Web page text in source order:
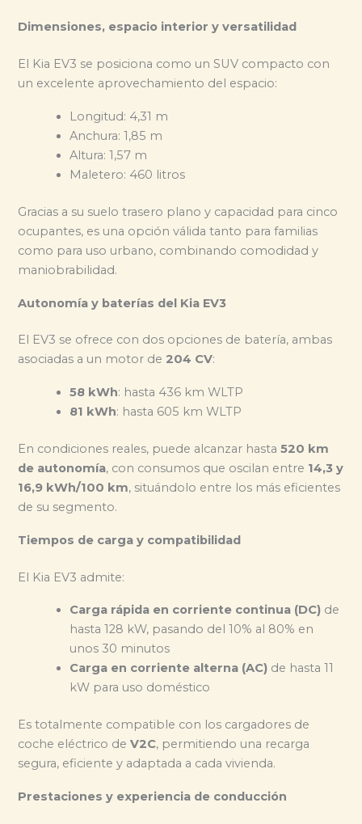
Dimensiones, espacio interior y versatilidad
El Kia EV3 se posiciona como un SUV compacto con
un excelente aprovechamiento del espacio:
Longitud: 4,31 m
Anchura: 1,85 m
Altura: 1,57 m
Maletero: 460 litros
Gracias a su suelo trasero plano y capacidad para cinco
ocupantes, es una opción válida tanto para familias
como para uso urbano, combinando comodidad y
maniobrabilidad.
Autonomía y baterías del Kia EV3
El EV3 se ofrece con dos opciones de batería, ambas
asociadas a un motor de 204 CV:
58 kWh: hasta 436 km WLTP
81 kWh: hasta 605 km WLTP
En condiciones reales, puede alcanzar hasta520 km
de autonomía, con consumos que oscilan entre 14,3 y
16,9 kWh/100 km, situándolo entre los más eficientes
de su segmento.
Tiempos de carga y compatibilidad
El Kia EV3 admite:
Carga rápida en corriente continua (DC) de
hasta 128 kW, pasando del 10% al 80% en
unos 30 minutos
Carga en corriente alterna (AC) de hasta 11
kW para uso doméstico
Es totalmente compatible con los cargadores de
coche eléctrico deV2C, permitiendo una recarga
segura, eficiente y adaptada a cada vivienda.
Prestaciones y experiencia de conducción